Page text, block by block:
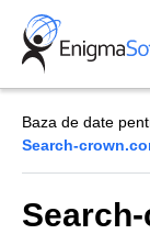
Skip
content
Baza de date
Search-